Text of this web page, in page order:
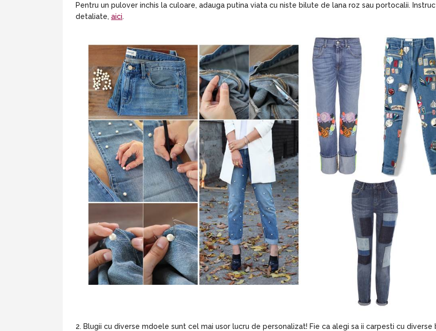
Pentru un pulover inchis la culoare, adauga putina viata cu niste bilute de lana roz sau portocalii.
detaliate, aici.
Blugii cu diverse mdoele sunt cel mai usor lucru de personalizat! Fie ca alegi sa ii carpesti cu diverse